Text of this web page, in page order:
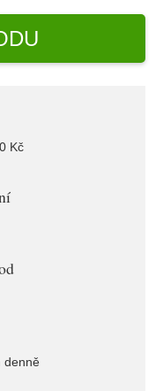
Kč
denně